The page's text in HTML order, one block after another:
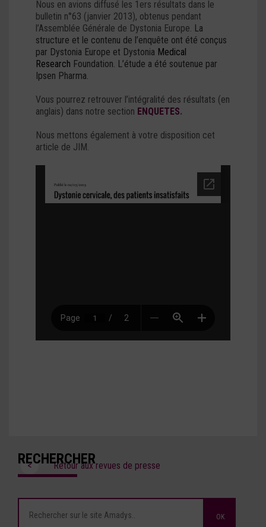
Nous en avions diffusé les 1ers résultats dans le
bulletin n°63 (janvier 2013), obtenus pendant
l’Assemblée Générale de Dystonia Europe. La
structure et le contenu de l’enquête ont été conçus
par Dystonia Europe et Dystonia Medical
Research Foundation. L’étude a été soutenue par
Ipsen Pharma.
Vous pourrez retrouver l’intégralité des résultats (en
anglais) dans notre section ENQUETES.
Nous mettons également à votre disposition cet
article de JIM.
< Retour aux revues de presse
RECHERCHER